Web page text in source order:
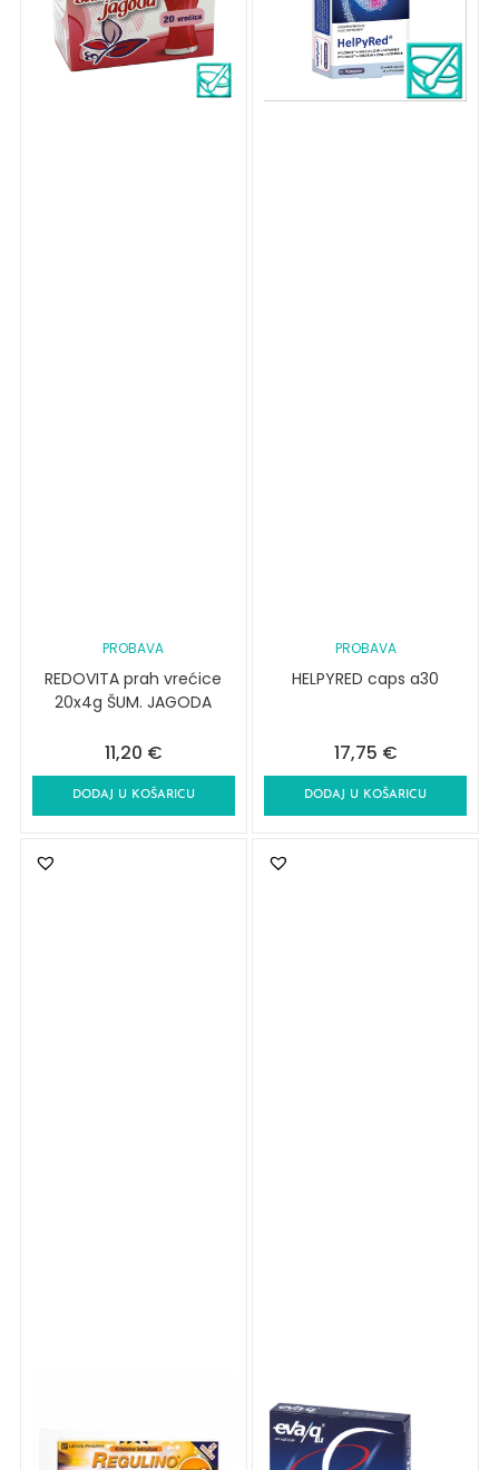
PROBAVA
REDOVITA prah vrećice
20x4g ŠUM. JAGODA
11,20 €
DODAJ U KOŠARICU
PROBAVA
HELPYRED caps a30
17,75 €
DODAJ U KOŠARICU